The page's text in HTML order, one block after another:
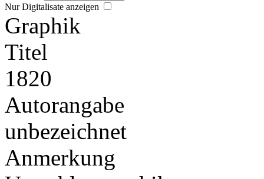
Nur Digitalisate anzeigen
Graphik
Titel
1820
Autorangabe
unbezeichnet
Anmerkung